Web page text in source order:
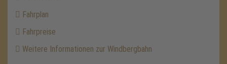
Fahrplan
Fahrpreise
Weitere Informationen zur Windbergbahn